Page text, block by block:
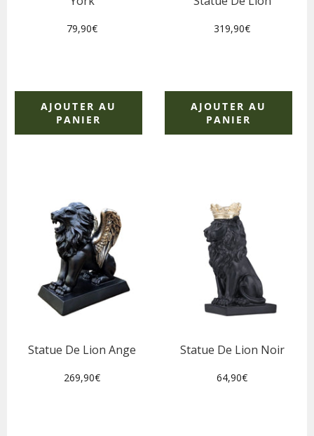
Prix
79,90€
AJOUTER AU
PANIER
Prix
319,90€
AJOUTER AU
PANIER
Statue De Lion Ange
Prix
269,90€
Statue De Lion Noir
Prix
64,90€